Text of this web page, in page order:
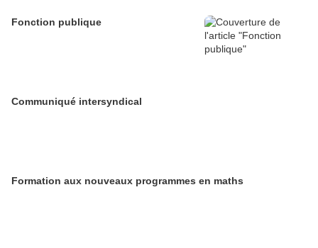
Fonction publique
Communiqué intersyndical
Formation aux nouveaux programmes en maths